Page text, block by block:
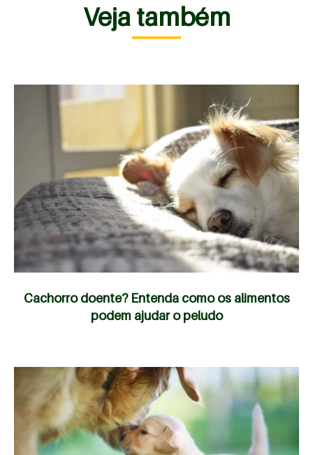
Veja também
Cachorro doente? Entenda como os alimentos
podem ajudar o peludo